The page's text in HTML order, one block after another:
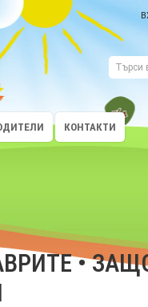
КОНТАКТИ
•